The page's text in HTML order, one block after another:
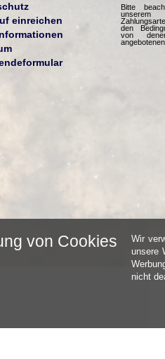
einreichen
Bitte
den
von
von Cookies
Wir
unsere
nicht